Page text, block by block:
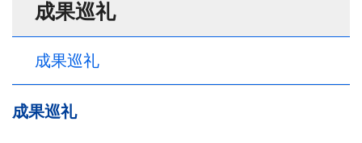
成果巡礼
成果巡礼
成果巡礼